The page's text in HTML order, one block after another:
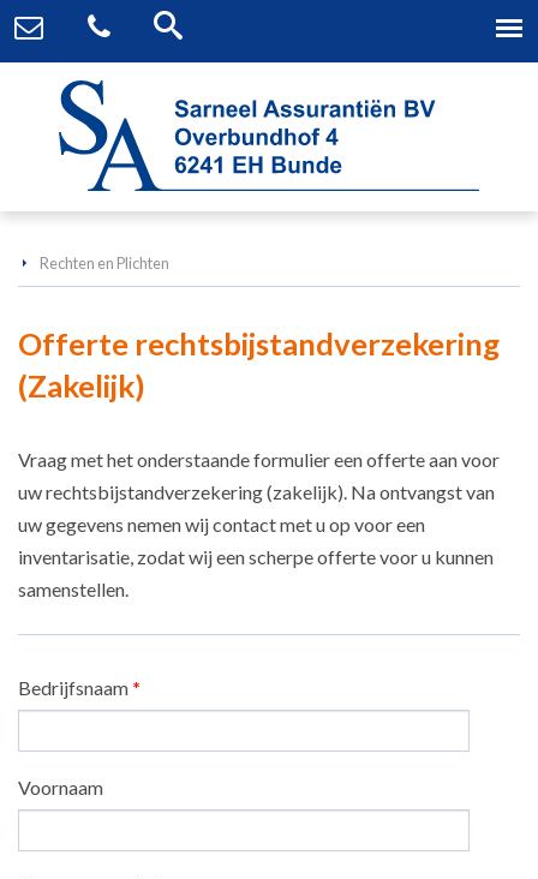
Rechten en Plichten
Offerte rechtsbijstandverzekering
(Zakelijk)
Vraag met het onderstaande formulier een offerte aan voor
uw rechtsbijstandverzekering (zakelijk). Na ontvangst van
uw gegevens nemen wij contact met u op voor een
inventarisatie, zodat wij een scherpe offerte voor u kunnen
samenstellen.
Bedrijfsnaam *
Voornaam